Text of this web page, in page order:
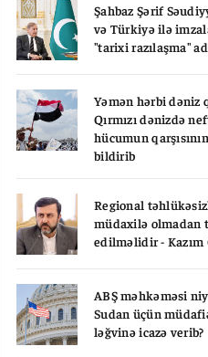
Şahbaz Şərif
və Türkiyə ilə
"tarixi razılaşma"
Yəmən hərbi dəniz
Qırmızı dənizdə
hücumun qarşısının
bildirib
Regional
müdaxilə olmadan
edilməlidir - Kazım
ABŞ məhkəməsi
Sudan üçün
ləğvinə icazə verib?